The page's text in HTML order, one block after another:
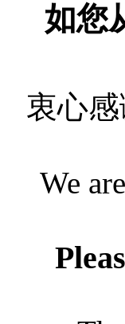
如您
衷心
We